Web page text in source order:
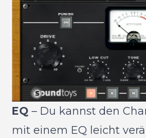
EQ – Du kannst den
mit einem EQ leicht